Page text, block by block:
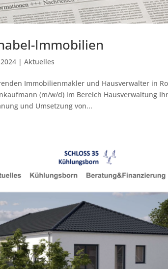
Immobilien
|Aktuelles
Immobilienmakler und Hausverwalter in
(m/w/d) im Bereich Hausverwaltung
und Umsetzung von...